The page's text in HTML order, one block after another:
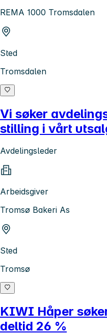
REMA 1000 Tromsdalen
Sted
Tromsdalen
Vi søker
stilling i vårt
Avdelingsleder
Arbeidsgiver
Tromsø Bakeri As
Sted
Tromsø
KIWI Håper
deltid 26 %